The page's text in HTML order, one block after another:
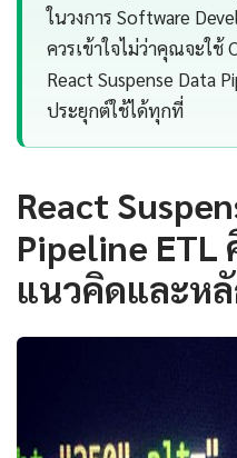
ในวงการ Software
ควรเข้าใจไม่ว่าคุณจะใ
React Suspense Data
ประยุกต์ใช้ได้ทุกที่
React
Pipeline ETL
แนวคิดและห